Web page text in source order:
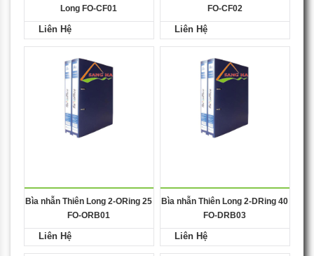
Long FO-CF01
Liên Hệ
FO-CF02
Liên Hệ
Bìa nhẫn Thiên Long 2-ORing 25
FO-ORB01
Liên Hệ
Bìa nhẫn Thiên Long 2-DRing 40
FO-DRB03
Liên Hệ